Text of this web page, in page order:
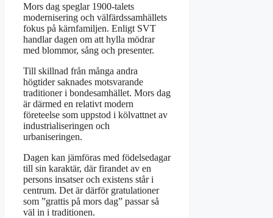
Mors dag speglar 1900-talets
modernisering och välfärdssamhällets
fokus på kärnfamiljen. Enligt SVT
handlar dagen om att hylla mödrar
med blommor, sång och presenter.
Till skillnad från många andra
högtider saknades motsvarande
traditioner i bondesamhället. Mors dag
är därmed en relativt modern
företeelse som uppstod i kölvattnet av
industrialiseringen och
urbaniseringen.
Dagen kan jämföras med födelsedagar
till sin karaktär, där firandet av en
persons insatser och existens står i
centrum. Det är därför gratulationer
som ”grattis på mors dag” passar så
väl in i traditionen.